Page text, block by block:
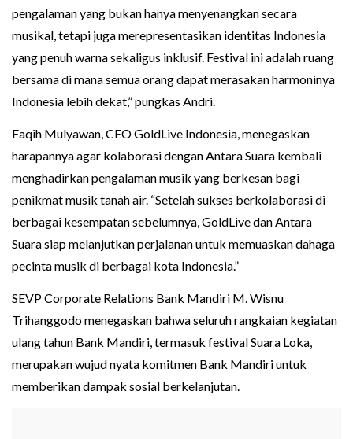
pengalaman yang bukan hanya menyenangkan secara
musikal, tetapi juga merepresentasikan identitas Indonesia
yang penuh warna sekaligus inklusif. Festival ini adalah ruang
bersama di mana semua orang dapat merasakan harmoninya
Indonesia lebih dekat,” pungkas Andri.
Faqih Mulyawan, CEO GoldLive Indonesia, menegaskan
harapannya agar kolaborasi dengan Antara Suara kembali
menghadirkan pengalaman musik yang berkesan bagi
penikmat musik tanah air. “Setelah sukses berkolaborasi di
berbagai kesempatan sebelumnya, GoldLive dan Antara
Suara siap melanjutkan perjalanan untuk memuaskan dahaga
pecinta musik di berbagai kota Indonesia.”
SEVP Corporate Relations Bank Mandiri M. Wisnu
Trihanggodo menegaskan bahwa seluruh rangkaian kegiatan
ulang tahun Bank Mandiri, termasuk festival Suara Loka,
merupakan wujud nyata komitmen Bank Mandiri untuk
memberikan dampak sosial berkelanjutan.